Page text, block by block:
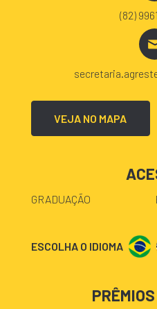
(82)
VEJA NO MAPA
GRADUAÇÃO
ESCOLHA O IDIOMA